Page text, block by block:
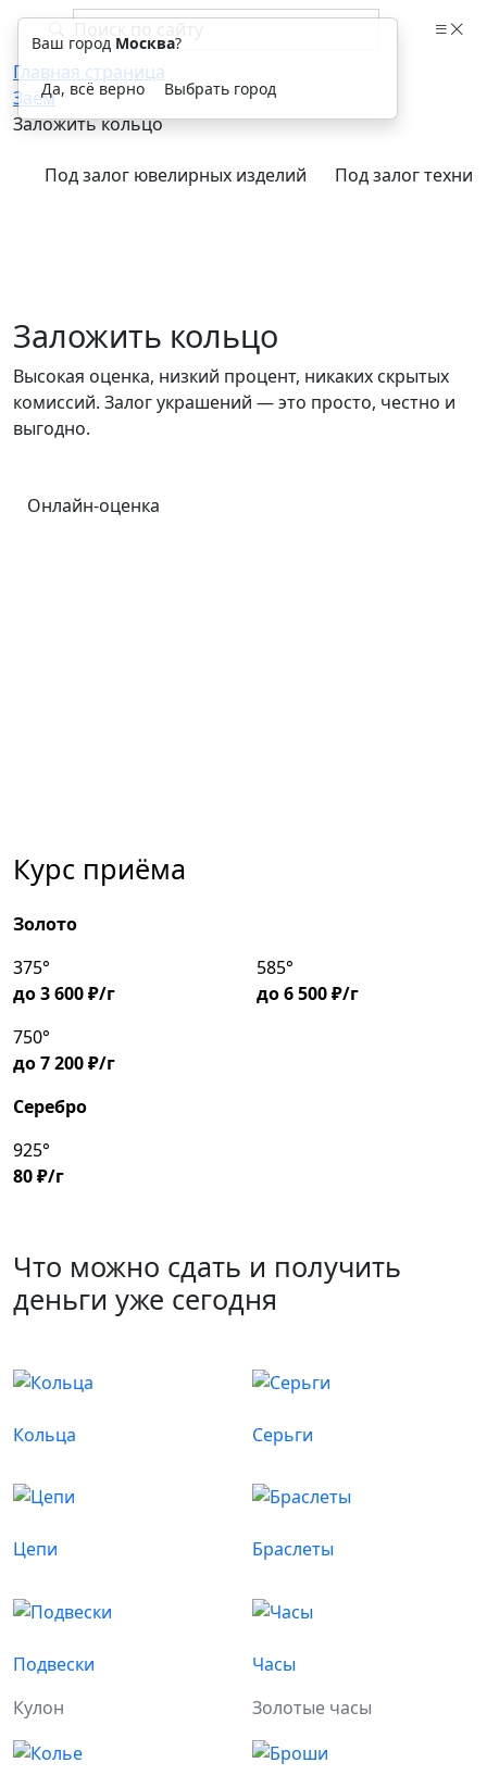
Главная страница
Заём
Заложить кольцо
Под залог ювелирных изделий Под залог
Заложить кольцо
Высокая оценка, низкий процент, никаких скрытых
комиссий. Залог украшений — это просто, честно и
выгодно.
Онлайн-оценка
Курс приёма
Золото
375°
до 3 600 ₽/г
585°
до 6 500 ₽/г
750°
до 7 200 ₽/г
Серебро
925°
80 ₽/г
Что можно сдать и получить
деньги уже сегодня
Кольца Серьги
Цепи Браслеты
Подвески
Кулон
Часы
Золотые часы
Ваш город Москва?
Да, всё верно Выбрать город